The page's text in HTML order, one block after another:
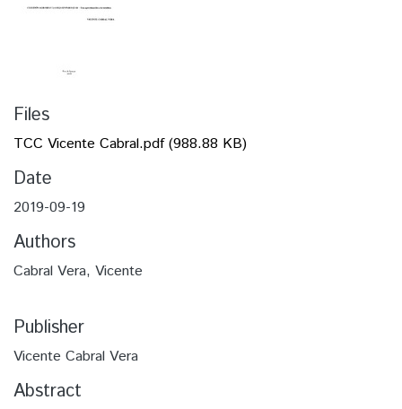
Files
TCC Vicente Cabral.pdf(988.88 KB)
Date
2019-09-19
Authors
Cabral Vera, Vicente
Publisher
Vicente Cabral Vera
Abstract